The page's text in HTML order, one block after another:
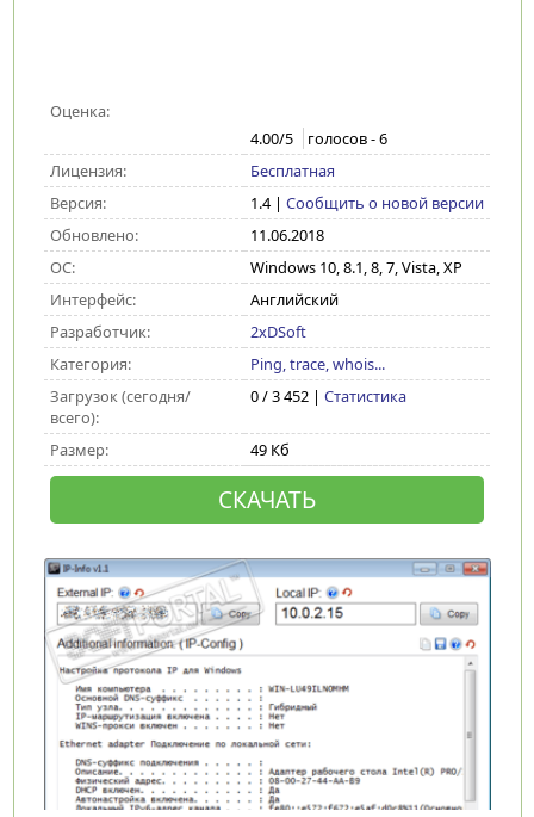
Оценка:
4.00/5 голосов -6
Лицензия:
Бесплатная
Версия:
1.4| Сообщить о новой версии
Обновлено:
11.06.2018
ОС:
Windows 10, 8.1, 8, 7, Vista, XP
Интерфейс:
Английский
Разработчик:
2xDSoft
Категория:
Ping, trace, whois...
Загрузок (сегодня/
всего):
0 / 3 452 | Статистика
Размер: 49 Кб
СКАЧАТЬ